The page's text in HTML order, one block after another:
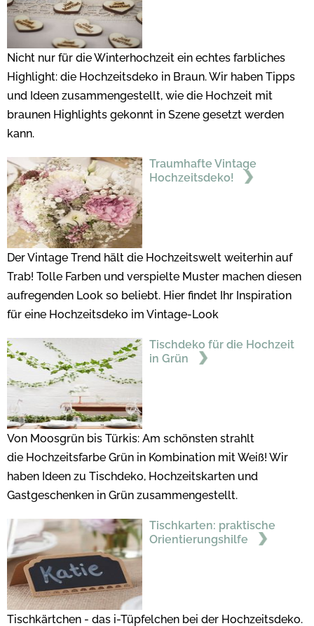
Nicht nur für die Winterhochzeit ein echtes farbliches
Highlight: die Hochzeitsdeko in Braun. Wir haben Tipps
und Ideen zusammengestellt, wie die Hochzeit mit
braunen Highlights gekonnt in Szene gesetzt werden
kann.
Traumhafte Vintage
Hochzeitsdeko!
Der Vintage Trend hält die Hochzeitswelt weiterhin auf
Trab! Tolle Farben und verspielte Muster machen diesen
aufregenden Look so beliebt. Hier findet Ihr Inspiration
für eine Hochzeitsdeko im Vintage-Look
Tischdeko für die Hochzeit
in Grün
Von Moosgrün bis Türkis: Am schönsten strahlt
die Hochzeitsfarbe Grün in Kombination mit Weiß! Wir
haben Ideen zu Tischdeko, Hochzeitskarten und
Gastgeschenken in Grün zusammengestellt.
Tischkarten: praktische
Orientierungshilfe
Tischkärtchen - das i-Tüpfelchen bei der Hochzeitsdeko.